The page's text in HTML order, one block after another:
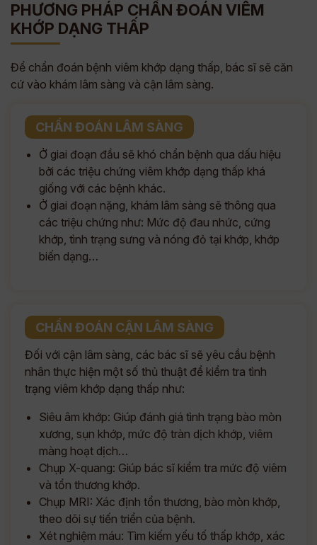
PHƯƠNG PHÁP CHẨN ĐOÁN VIÊM
KHỚP DẠNG THẤP
Để chẩn đoán bệnh viêm khớp dạng thấp, bác sĩ sẽ căn
cứ vào khám lâm sàng và cận lâm sàng.
CHẨN ĐOÁN LÂM SÀNG
Ở giai đoạn đầu sẽ khó chẩn bệnh qua dấu hiệu
bởi các triệu chứng viêm khớp dạng thấp khá
giống với các bệnh khác.
Ở giai đoạn nặng, khám lâm sàng sẽ thông qua
các triệu chứng như: Mức độ đau nhức, cứng
khớp, tình trạng sưng và nóng đỏ tại khớp, khớp
biến dạng…
CHẨN ĐOÁN CẬN LÂM SÀNG
Đối với cận lâm sàng, các bác sĩ sẽ yêu cầu bệnh
nhân thực hiện một số thủ thuật để kiểm tra tình
trạng viêm khớp dạng thấp như:
Siêu âm khớp: Giúp đánh giá tình trạng bào mòn
xương, sụn khớp, mức độ tràn dịch khớp, viêm
màng hoạt dịch…
Chụp X-quang: Giúp bác sĩ kiểm tra mức độ viêm
và tổn thương khớp.
Chụp MRI: Xác định tổn thương, bào mòn khớp,
theo dõi sự tiến triển của bệnh.
Xét nghiệm máu: Tìm kiếm yếu tố thấp khớp, xác